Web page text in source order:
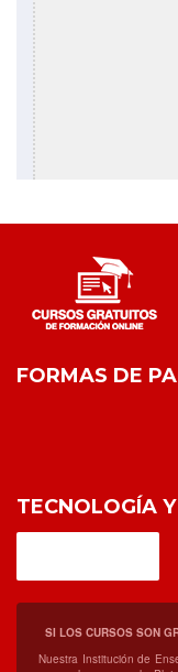
FORMAS DE
TECNOLOGÍA
SI LOS CURSOS SON
Nuestra Institución de